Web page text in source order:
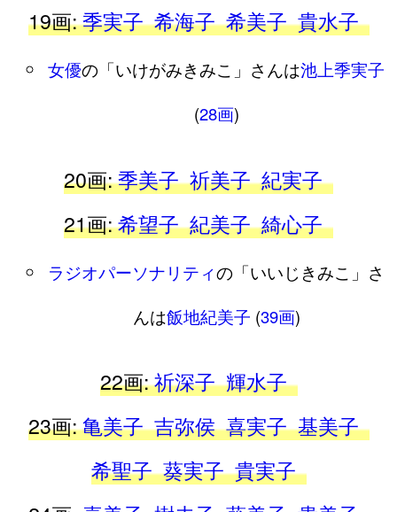
19画:季実子 希海子 希美子 貴水子
女優の「いけがみきみこ」さんは池上季実子
(28画)
20画:季美子 祈美子 紀実子
21画:希望子 紀美子 綺心子
ラジオパーソナリティの「いいじきみこ」さ
んは飯地紀美子 (39画)
22画:祈深子 輝水子
23画:亀美子 吉弥侯 喜実子 基美子
希聖子 葵実子 貴実子